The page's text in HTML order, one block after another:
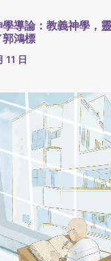
導論：教義神學，
鴻標
11 日